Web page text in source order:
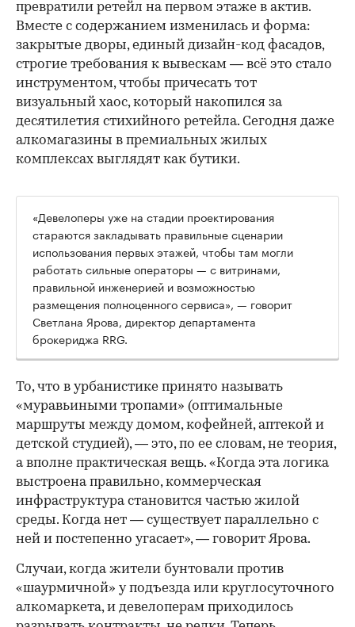
превратили ретейл на первом этаже в актив.
Вместе с содержанием изменилась и форма:
закрытые дворы, единый дизайн-код фасадов,
строгие требования к вывескам — всё это стало
инструментом, чтобы причесать тот
визуальный хаос, который накопился за
десятилетия стихийного ретейла. Сегодня даже
алкомагазины в премиальных жилых
комплексах выглядят как бутики.
00:00
«Девелоперы уже на стадии проектирования
стараются закладывать правильные сценарии
использования первых этажей, чтобы там могли
работать сильные операторы — с витринами,
правильной инженерией и возможностью
размещения полноценного сервиса», — говорит
Светлана Ярова, директор департамента
брокериджа RRG.
То, что в урбанистике принято называть
«муравьиными тропами» (оптимальные
маршруты между домом, кофейней, аптекой и
детской студией), — это, по ее словам, не теория,
а вполне практическая вещь. «Когда эта логика
выстроена правильно, коммерческая
инфраструктура становится частью жилой
среды. Когда нет — существует параллельно с
ней и постепенно угасает», — говорит Ярова.
Случаи, когда жители бунтовали против
«шаурмичной» у подъезда или круглосуточного
алкомаркета, и девелоперам приходилось